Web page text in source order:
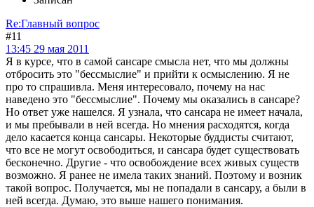
Re:Главный вопрос
#11
13:45 29 мая 2011
Я в курсе, что в самой сансаре смысла нет, что мы должны
отбросить это "бессмыслие" и прийти к осмыслению. Я не
про то спрашивла. Меня интересовало, почему на нас
наведено это "бессмыслие". Почему мы оказались в сансаре?
Но ответ уже нашелся. Я узнала, что сансара не имеет начала,
и мы пребывали в ней всегда. Но мнения расходятся, когда
дело касается конца сансары. Некоторые буддисты считают,
что все не могут освободиться, и сансара будет существовать
бесконечно. Другие - что освобождение всех живых существ
возможно. Я ранее не имела таких знаний. Поэтому и возник
такой вопрос. Получается, мы не попадали в сансару, а были в
ней всегда. Думаю, это выше нашего понимания.